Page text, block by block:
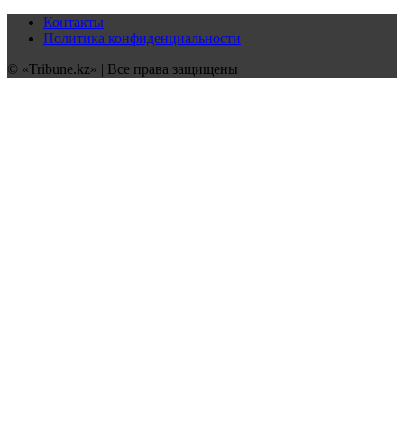
Контакты
Политика конфиденциальности
© «Tribune.kz» | Все права защищены